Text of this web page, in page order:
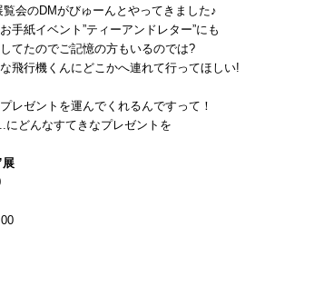
会のDMがびゅーんとやってきました♪
手紙イベント”ティーアンドレター”にも
てたのでご記憶の方もいるのでは?
飛行機くんにどこかへ連れて行ってほしい!
レゼントを運んでくれるんですって！
どんなすてきなプレゼントを